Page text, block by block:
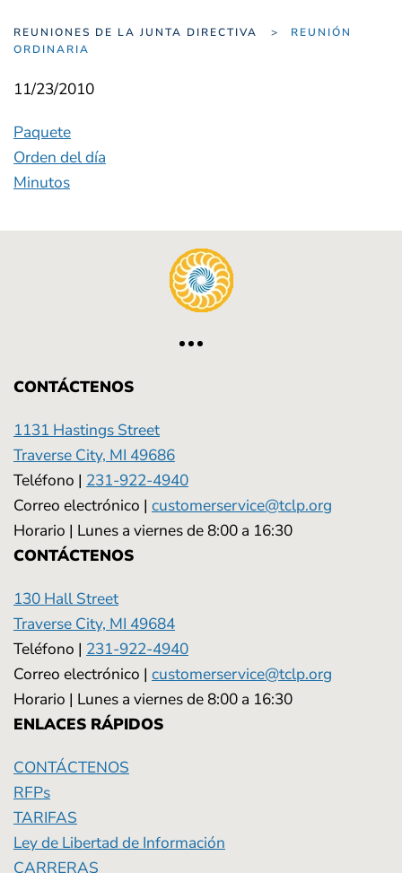
REUNIONES DE LA JUNTA DIRECTIVA
REUNIÓN
ORDINARIA
11/23/2010
Paquete
Orden del día
Minutos
CONTÁCTENOS
1131 Hastings Street
Traverse City, MI 49686
Teléfono | 231-922-4940
Correo electrónico | customerservice@tclp.org
Horario | Lunes a viernes de 8:00 a 16:30
CONTÁCTENOS
130 Hall Street
Traverse City, MI 49684
Teléfono | 231-922-4940
Correo electrónico | customerservice@tclp.org
Horario | Lunes a viernes de 8:00 a 16:30
ENLACES RÁPIDOS
CONTÁCTENOS
RFPs
TARIFAS
Ley de Libertad de Información
CARRERAS